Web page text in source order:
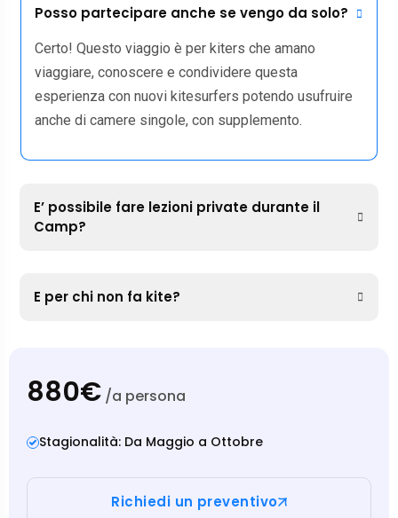
Posso partecipare anche se vengo da solo?
Certo! Questo viaggio è per kiters che amano
viaggiare, conoscere e condividere questa
esperienza con nuovi kitesurfers potendo usufruire
anche di camere singole, con supplemento.
E’ possibile fare lezioni private durante il
Camp?
E per chi non fa kite?
880€ /a persona
Stagionalità: Da Maggio a Ottobre
Richiedi un preventivo